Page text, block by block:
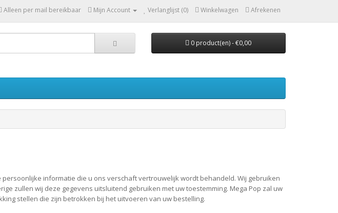
Alleen per mail bereikbaar Mijn Account Verlanglijst (0) Winkelwagen Afrekenen
0 product(en) - €0,00
informatie die u ons verschaft vertrouwelijk wordt behandeld. Wij gebruiken
zullen wij deze gegevens uitsluitend gebruiken met uw toestemming. Mega Pop zal uw
stellen die zijn betrokken bij het uitvoeren van uw bestelling.